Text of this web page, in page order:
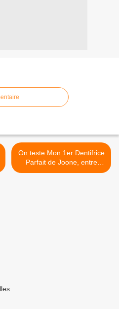
On teste Mon 1er Dentifrice
Parfait de Joone, entre
cousines ! >